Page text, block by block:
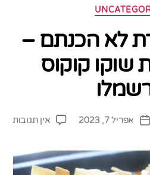
קטגוריות
לא הכנתם –
שוקו קוקוס
תאריךאפריל 7, 2023 אין תגובות